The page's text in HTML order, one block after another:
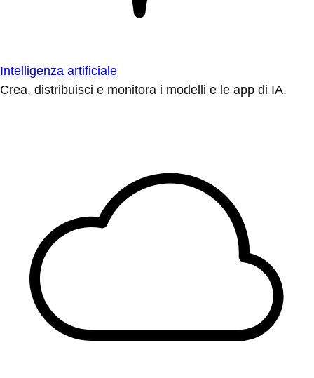
Intelligenza artificiale
Crea, distribuisci e monitora i modelli e le app di IA.